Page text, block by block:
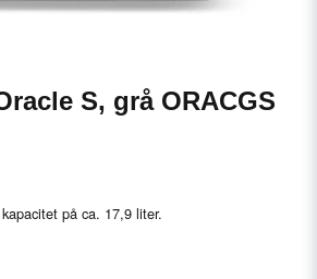
S, grå ORACGS
på ca. 17,9 liter.